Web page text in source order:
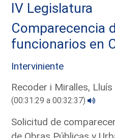
IV Legislatura
Comparecencia
funcionarios en
Interviniente
Recoder i Miralles, Lluís
(00:31:29 a 00:32:37)
Solicitud de